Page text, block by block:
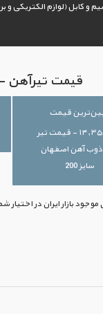
و کابل (لوازم الکتریکی و
قیمت تیرآهن -
قیمت
۱۴,۳۵۰,۰۰۰ - قیمت تیر
آهن اصفهان
سایز 200